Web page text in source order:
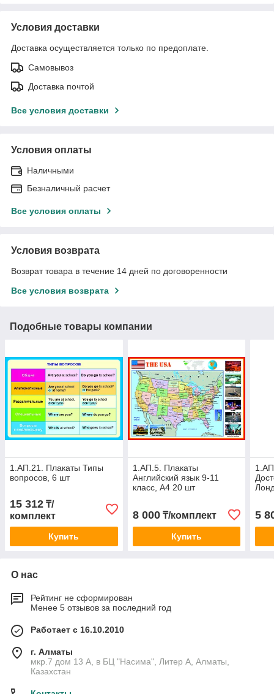
Условия доставки
Доставка осуществляется только по предоплате.
Самовывоз
Доставка почтой
Все условия доставки
Условия оплаты
Наличными
Безналичный расчет
Все условия оплаты
Условия возврата
Возврат товара в течение 14 дней по договоренности
Все условия возврата
Подобные товары компании
1.АП.21. Плакаты Типы
вопросов, 6 шт
15 312 ₸/
комплект
Купить
1.АП.5. Плакаты
Английский язык 9-11
класс, А4 20 шт
8 000₸/комплект
Купить
5
О нас
Рейтинг не сформирован
Менее 5 отзывов за последний год
Работает с 16.10.2010
г. Алматы
мкр.7 дом 13 А, в БЦ "Насима", Литер А, Алматы,
Казахстан